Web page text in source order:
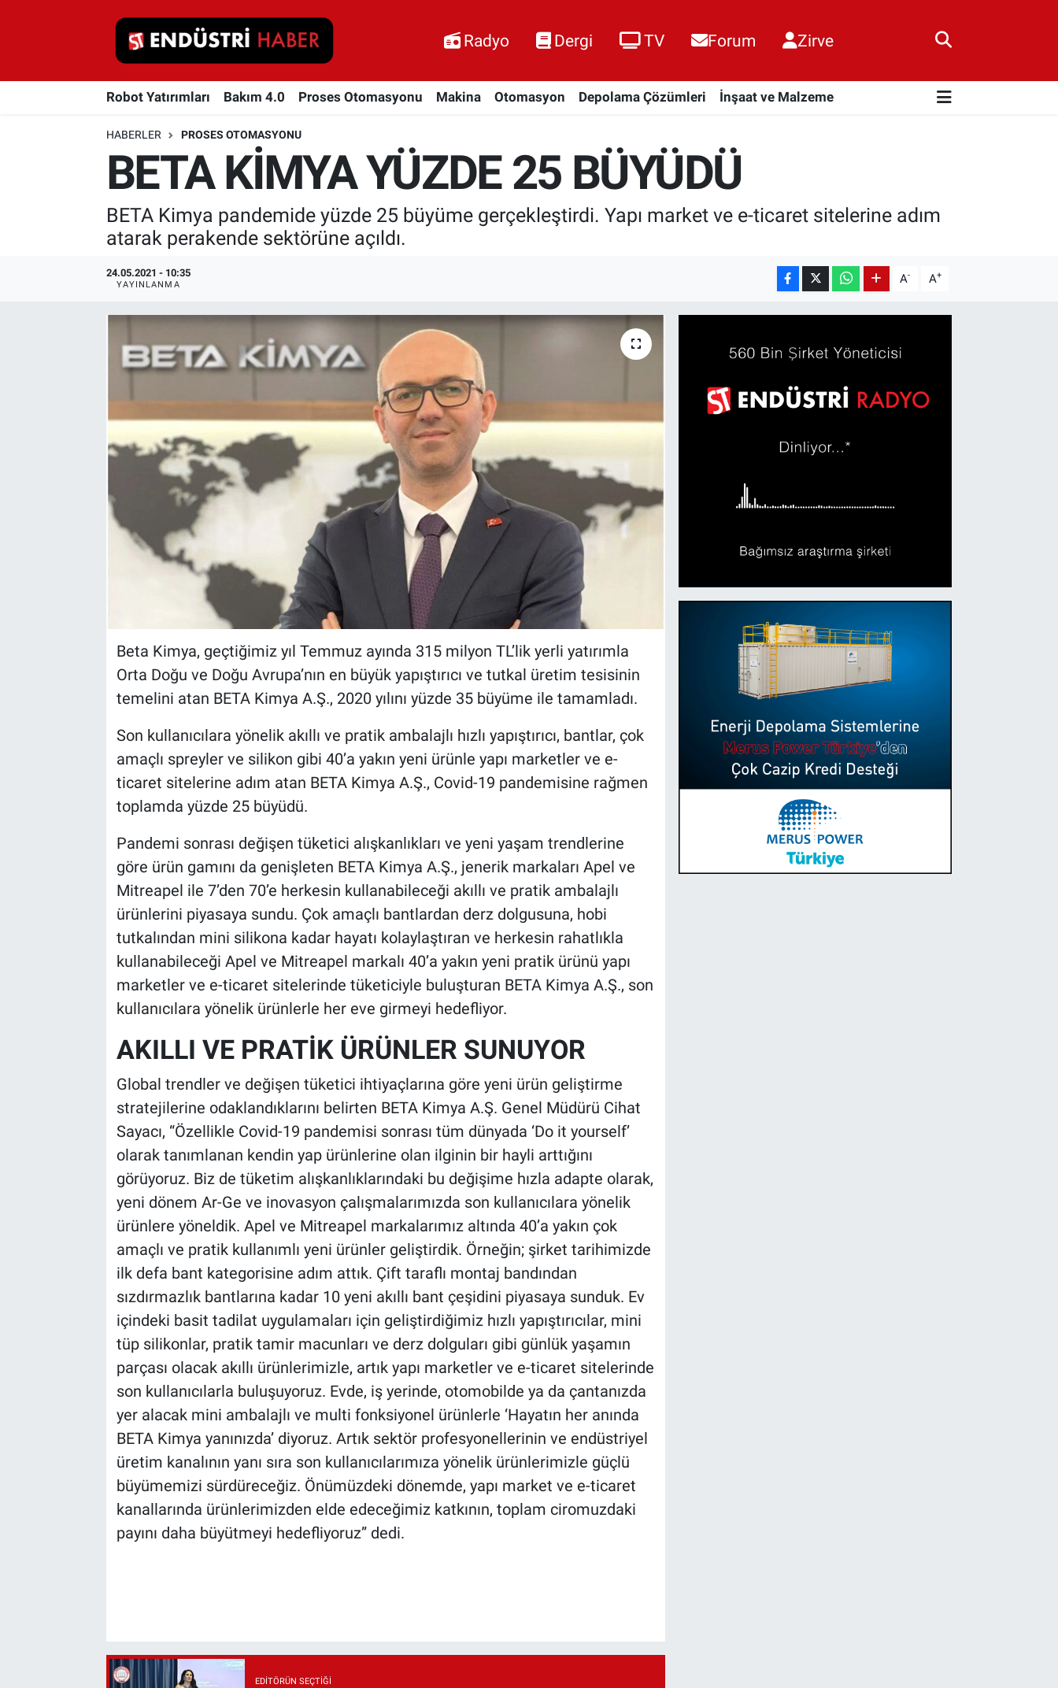
Radyo Dergi TV Forum Zirve
Robot Yatırımları Bakım 4.0 Proses Otomasyonu Makina Otomasyon Depolama Çözümleri İnşaat ve Malzeme
HABERLER PROSES OTOMASYONU
BETA KİMYA YÜZDE 25 BÜYÜDÜ
BETA Kimya pandemide yüzde 25 büyüme gerçekleştirdi. Yapı market ve e-ticaret sitelerine adım
atarak perakende sektörüne açıldı.
24.05.2021 - 10:35
YAYINLANMA A- A+
Beta Kimya, geçtiğimiz yıl Temmuz ayında 315 milyon TL’lik yerli yatırımla
Orta Doğu ve Doğu Avrupa’nın en büyük yapıştırıcı ve tutkal üretim tesisinin
temelini atan BETA Kimya A.Ş., 2020 yılını yüzde 35 büyüme ile tamamladı.
Son kullanıcılara yönelik akıllı ve pratik ambalajlı hızlı yapıştırıcı, bantlar, çok
amaçlı spreyler ve silikon gibi 40’a yakın yeni ürünle yapı marketler ve e-
ticaret sitelerine adım atan BETA Kimya A.Ş., Covid-19 pandemisine rağmen
toplamda yüzde 25 büyüdü.
Pandemi sonrası değişen tüketici alışkanlıkları ve yeni yaşam trendlerine
göre ürün gamını da genişleten BETA Kimya A.Ş., jenerik markaları Apel ve
Mitreapel ile 7’den 70’e herkesin kullanabileceği akıllı ve pratik ambalajlı
ürünlerini piyasaya sundu. Çok amaçlı bantlardan derz dolgusuna, hobi
tutkalından mini silikona kadar hayatı kolaylaştıran ve herkesin rahatlıkla
kullanabileceği Apel ve Mitreapel markalı 40’a yakın yeni pratik ürünü yapı
marketler ve e-ticaret sitelerinde tüketiciyle buluşturan BETA Kimya A.Ş., son
kullanıcılara yönelik ürünlerle her eve girmeyi hedefliyor.
AKILLI VE PRATİK ÜRÜNLER SUNUYOR
Global trendler ve değişen tüketici ihtiyaçlarına göre yeni ürün geliştirme
stratejilerine odaklandıklarını belirten BETA Kimya A.Ş. Genel Müdürü Cihat
Sayacı, “Özellikle Covid-19 pandemisi sonrası tüm dünyada ‘Do it yourself’
olarak tanımlanan kendin yap ürünlerine olan ilginin bir hayli arttığını
görüyoruz. Biz de tüketim alışkanlıklarındaki bu değişime hızla adapte olarak,
yeni dönem Ar-Ge ve inovasyon çalışmalarımızda son kullanıcılara yönelik
ürünlere yöneldik. Apel ve Mitreapel markalarımız altında 40’a yakın çok
amaçlı ve pratik kullanımlı yeni ürünler geliştirdik. Örneğin; şirket tarihimizde
ilk defa bant kategorisine adım attık. Çift taraflı montaj bandından
sızdırmazlık bantlarına kadar 10 yeni akıllı bant çeşidini piyasaya sunduk. Ev
içindeki basit tadilat uygulamaları için geliştirdiğimiz hızlı yapıştırıcılar, mini
tüp silikonlar, pratik tamir macunları ve derz dolguları gibi günlük yaşamın
parçası olacak akıllı ürünlerimizle, artık yapı marketler ve e-ticaret sitelerinde
son kullanıcılarla buluşuyoruz. Evde, iş yerinde, otomobilde ya da çantanızda
yer alacak mini ambalajlı ve multi fonksiyonel ürünlerle ‘Hayatın her anında
BETA Kimya yanınızda’ diyoruz. Artık sektör profesyonellerinin ve endüstriyel
üretim kanalının yanı sıra son kullanıcılarımıza yönelik ürünlerimizle güçlü
büyümemizi sürdüreceğiz. Önümüzdeki dönemde, yapı market ve e-ticaret
kanallarında ürünlerimizden elde edeceğimiz katkının, toplam ciromuzdaki
payını daha büyütmeyi hedefliyoruz” dedi.
EDITÖRÜN SEÇTIĞI
Robot Yatırımları
Proses Otomasyonu
Otomasyon
Enerjisini Üreten Fabrikalar
Endüstri 4.0 Uygulamaları
Ağır Sanayi Çözümleri